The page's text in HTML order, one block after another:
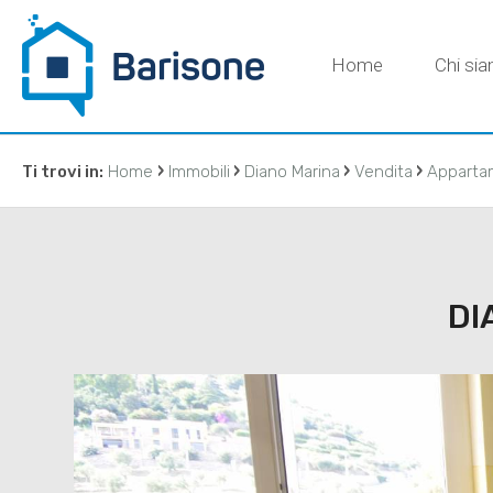
Home Chi
Ti trovi in: Home › Immobili › Diano Marina › Vendita ›
DI